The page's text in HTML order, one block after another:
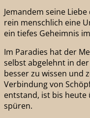
Jemandem seine
rein menschlich eine
ein tiefes Geheimnis
Im Paradies hat der
selbst abgelehnt in
besser zu wissen und
Verbindung von
entstand, ist bis
spüren.